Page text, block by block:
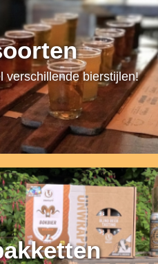
verschillende bierstijlen!